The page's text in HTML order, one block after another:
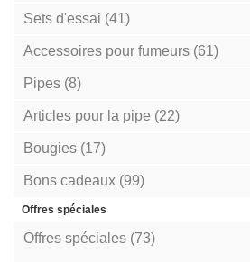
Sets d'essai (41)
Accessoires pour fumeurs (61)
Pipes (8)
Articles pour la pipe (22)
Bougies (17)
Bons cadeaux (99)
Offres spéciales
Offres spéciales (73)